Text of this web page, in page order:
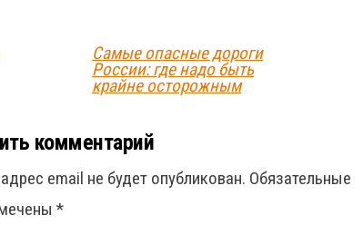
Самые опасные дороги
России: где надо быть
крайне осторожным
комментарий
email не будет опубликован. Обязательные
*